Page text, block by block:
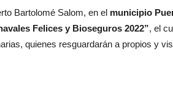
Bartolomé Salom, en el municipio
Felices y Bioseguros 2022”, el
quienes resguardarán a propios y